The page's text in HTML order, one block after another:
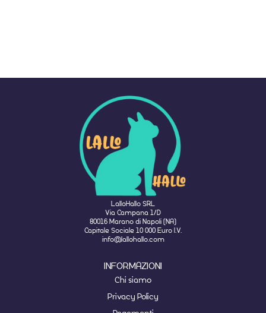
LalloHallo SRL
Via Campana 1/D
80016 Marano di Napoli (NA)
Capitale Sociale 10 000 Euro I.V.
info@lallohallo.com
INFORMAZIONI
Chi siamo
Privacy Policy